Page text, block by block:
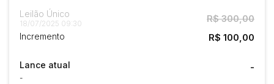
Leilão Único
18/07/2025 09:30 R$ 300,00
Incremento R$ 100,00
Lance atual
-
-